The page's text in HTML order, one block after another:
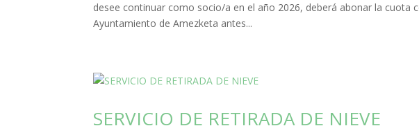
desee continuar como socio/a en el año 2026, deberá abonar la cuota
Ayuntamiento de Amezketa antes...
SERVICIO DE RETIRADA DE NIEVE